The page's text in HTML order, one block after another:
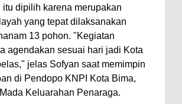
"Polisi Peduli" Satsamapta
Polres Bima Bantu Warga Padolo
Atasi Krisis Air Bersih
Wali Kota Bima Tinjau Rumah
Warga Tidak Layak Huni di
Kelurahan Oi Mbo, Dorong
itu dipilih karena merupakan
yang tepat dilaksanakan
13 pohon. "Kegiatan
agendakan sesuai hari jadi Kota
jelas Sofyan saat memimpin
di Pendopo KNPI Kota Bima,
Keluarahan Penaraga.